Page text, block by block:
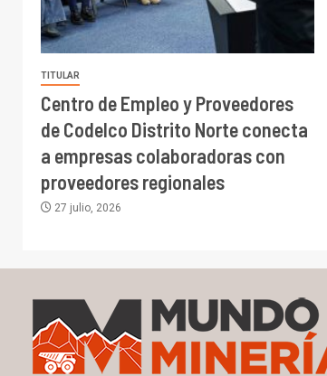
TITULAR
Centro de Empleo y Proveedores
de Codelco Distrito Norte conecta
a empresas colaboradoras con
proveedores regionales
27 julio, 2026